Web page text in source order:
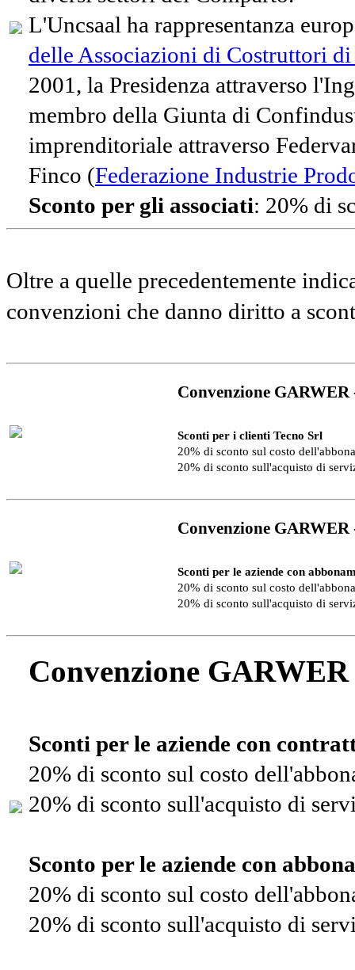
L'Uncsaal ha rappresentanza
delle Associazioni di Costruttori
2001, la Presidenza attraverso
membro della Giunta di
imprenditoriale attraverso
Finco (Federazione Industrie
Sconto per gli associati: 20% di
Oltre a quelle precedentemente
convenzioni che danno diritto a
Convenzione
Sconti per i clienti Tecno Srl
20% di sconto sul costo
20% di sconto sull'acquisto di
Convenzione
Sconti per le aziende con
20% di sconto sul costo
20% di sconto sull'acquisto di
Convenzione
Sconti per le aziende con
20% di sconto sul costo
20% di sconto sull'acquisto di
Sconto per le aziende con
20% di sconto sul costo
20% di sconto sull'acquisto di